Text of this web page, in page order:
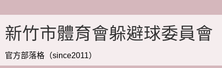
新竹市體育會躲避球委員會
官方部落格（since2011）